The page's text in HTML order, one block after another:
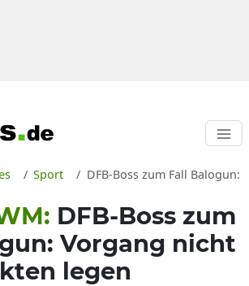
Sport DFB-Boss zum Fall
DFB-Boss zum
Vorgang nicht
legen